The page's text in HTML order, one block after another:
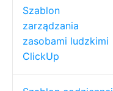
Szablon
zarządzania
zasobami ludzkimi
ClickUp